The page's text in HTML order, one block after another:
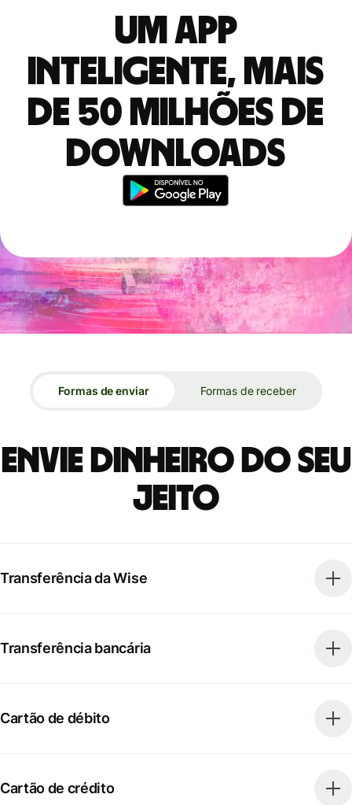
Um app
inteligente, mais
de 50 milhões de
downloads
Formas de enviar Formas de receber
Envie dinheiro do seu
jeito
Transferência da Wise
Transferência bancária
Cartão de débito
Cartão de crédito